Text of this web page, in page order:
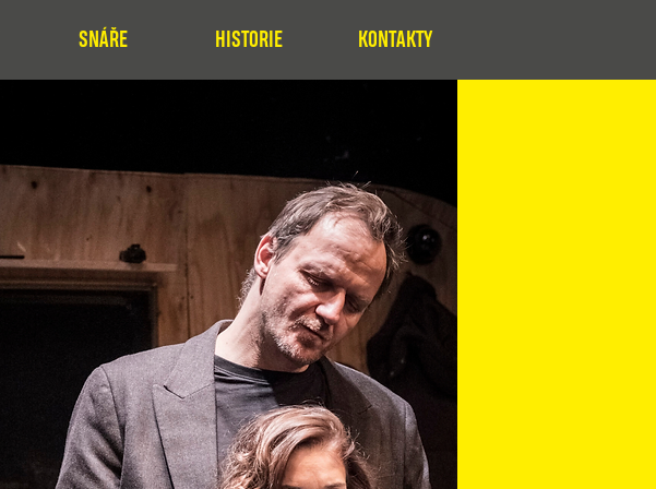
SNÁŘE HISTORIE KONTAKTY